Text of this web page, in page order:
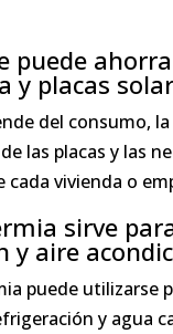
puede
y placas
del consumo,
las placas y las
cada vivienda o
sirve
y aire
puede utilizarse
y agua